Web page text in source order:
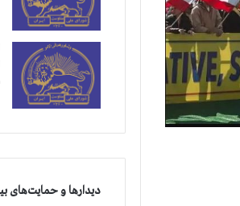
دیدارها و حمایت‌های